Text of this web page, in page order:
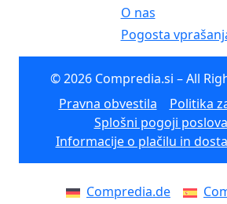
O nas
Pogosta
© 2026 Compredia.si – All
Pravna obvestila
Politika
Splošni pogoji
Informacije o plačilu in
Compredia.de